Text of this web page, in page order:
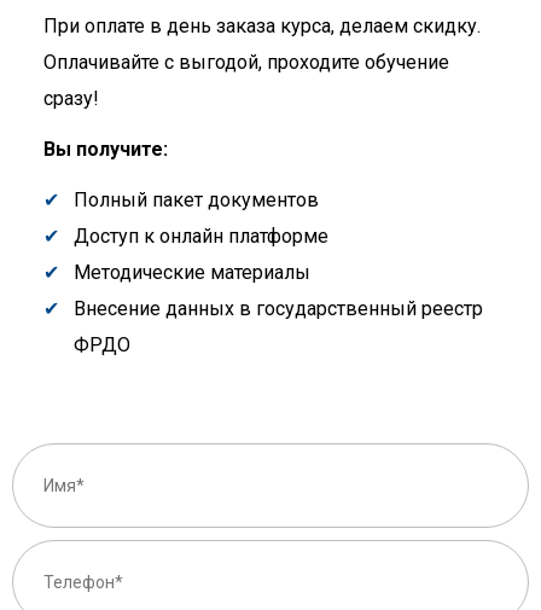
При оплате в день заказа курса, делаем скидку.
Оплачивайте с выгодой, проходите обучение
сразу!
Вы получите:
Полный пакет документов
Доступ к онлайн платформе
Методические материалы
Внесение данных в государственный реестр
ФРДО